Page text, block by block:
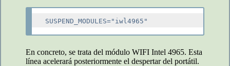
En concreto, se trata del módulo WIFI Intel 4965. Esta
línea acelerará posteriormente el despertar del portátil.